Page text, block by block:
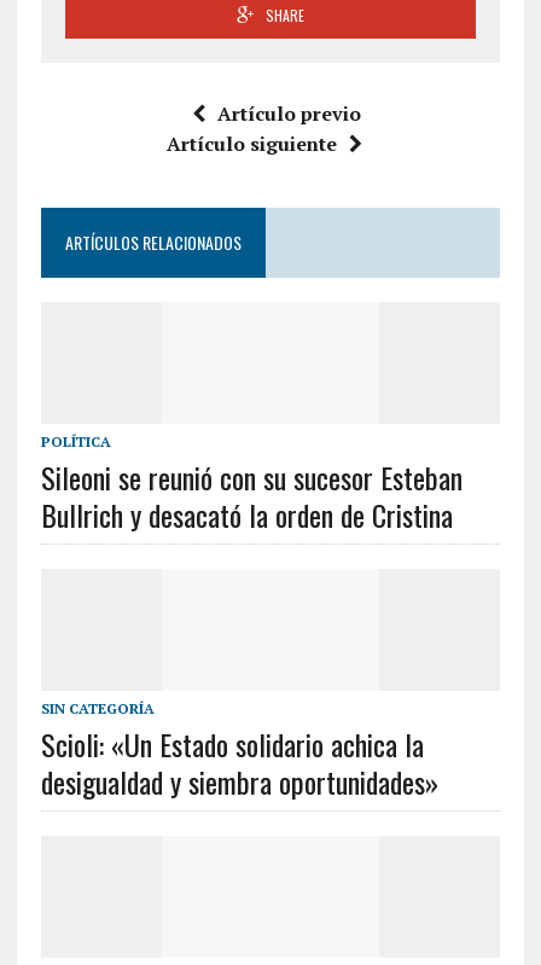
SHARE
Artículo previo
Artículo siguiente
ARTÍCULOS RELACIONADOS
POLÍTICA
Sileoni se reunió con su sucesor Esteban
Bullrich y desacató la orden de Cristina
SIN CATEGORÍA
Scioli: «Un Estado solidario achica la
desigualdad y siembra oportunidades»